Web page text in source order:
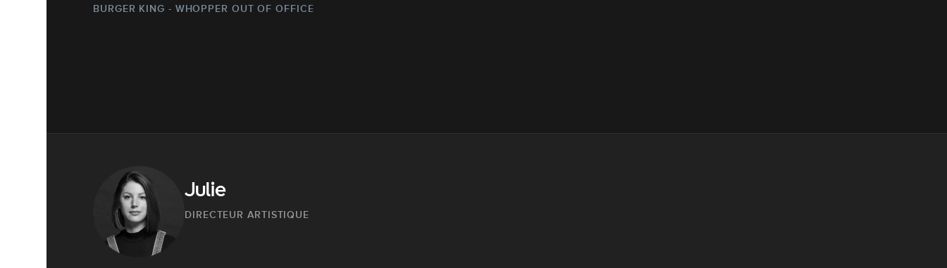
BURGER KING - WHOPPER OUT OF OFFICE
Julie
DIRECTEUR ARTISTIQUE